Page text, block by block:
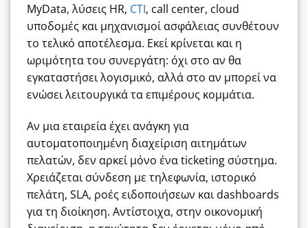
MyData, λύσεις HR, CTI, call center, cloud
υποδομές και μηχανισμοί ασφάλειας συνθέτουν
το τελικό αποτέλεσμα. Εκεί κρίνεται και η
ωριμότητα του συνεργάτη: όχι στο αν θα
εγκαταστήσει λογισμικό, αλλά στο αν μπορεί να
ενώσει λειτουργικά τα επιμέρους κομμάτια.
Αν μια εταιρεία έχει ανάγκη για
αυτοματοποιημένη διαχείριση αιτημάτων
πελατών, δεν αρκεί μόνο ένα ticketing σύστημα.
Χρειάζεται σύνδεση με τηλεφωνία, ιστορικό
πελάτη, SLA, ροές ειδοποιήσεων και dashboards
για τη διοίκηση. Αντίστοιχα, στην οικονομική